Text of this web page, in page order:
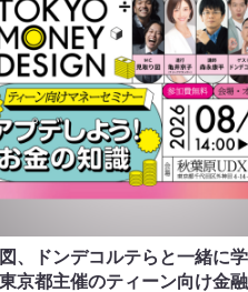
、ドンデコルテらと一緒に
京都主催のティーン向け金